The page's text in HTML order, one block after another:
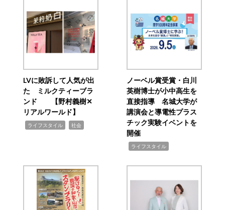
LVに敗訴して人気が出
た ミルクティーブラ
ンド 【野村義樹✕
リアルワールド】
ライフスタイル 社会
ノーベル賞受賞・白川
英樹博士が小中高生を
直接指導 名城大学が
講演会と導電性プラス
チック実験イベントを
開催
ライフスタイル